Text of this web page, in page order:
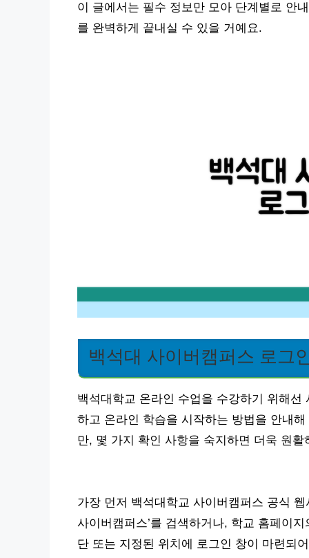
이 글에서는 필수 정보만 모아 단계별로 안
를 완벽하게 끝내실 수 있을 거예요.
백석대 사이버캠퍼스 로그
백석대학교 온라인 수업을 수강하기 위해
하고 온라인 학습을 시작하는 방법을 안내
만, 몇 가지 확인 사항을 숙지하면 더욱 원
가장 먼저 백석대학교 사이버캠퍼스 공식
사이버캠퍼스’를 검색하거나, 학교 홈페이
단 또는 지정된 위치에 로그인 창이 마련되